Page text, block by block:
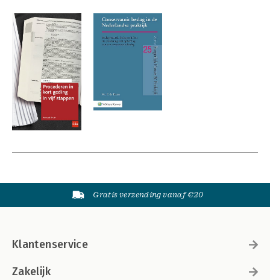
Gratis verzending vanaf €20
Klantenservice
Zakelijk